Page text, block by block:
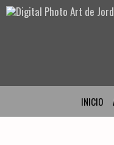
INICIO